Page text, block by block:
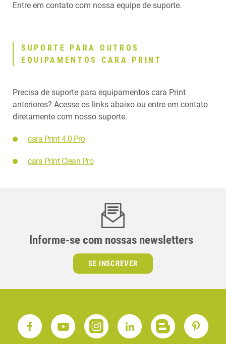
Entre em contato com nossa equipe de suporte.
SUPORTE PARA OUTROS
EQUIPAMENTOS CARA PRINT
Precisa de suporte para equipamentos cara Print
anteriores? Acesse os links abaixo ou entre em contato
diretamente com nosso suporte.
cara Print 4.0 Pro
cara Print Clean Pro
Informe-se com nossas newsletters
SE INSCREVER